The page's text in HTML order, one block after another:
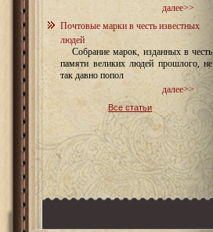
далее>>
Почтовые марки в честь известных
людей
Собрание марок, изданных в честь
памяти великих людей прошлого, не
так давно попол
далее>>
Все статьи